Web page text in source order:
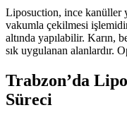
Liposuction, ince kanüller
vakumla çekilmesi
altında yapılabilir. Karın,
sık uygulanan alanlardır.
Trabzon’da
Süreci